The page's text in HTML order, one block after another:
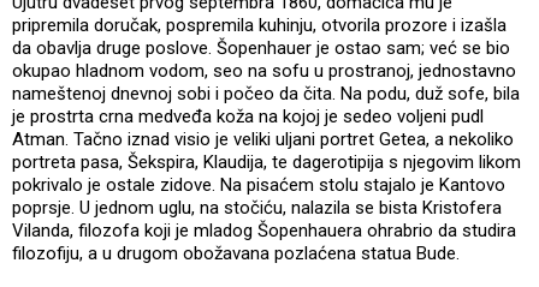
pripremila doručak, pospremila kuhinju, otvorila prozore i izašla
da obavlja druge poslove. Šopenhauer je ostao sam; već se bio
okupao hladnom vodom, seo na sofu u prostranoj, jednostavno
nameštenoj dnevnoj sobi i počeo da čita. Na podu, duž sofe, bila
je prostrta crna medveđa koža na kojoj je sedeo voljeni pudl
Atman. Tačno iznad visio je veliki uljani portret Getea, a nekoliko
portreta pasa, Šekspira, Klaudija, te dagerotipija s njegovim likom
pokrivalo je ostale zidove. Na pisaćem stolu stajalo je Kantovo
poprsje. U jednom uglu, na stočiću, nalazila se bista Kristofera
Vilanda, filozofa koji je mladog Šopenhauera ohrabrio da studira
filozofiju, a u drugom obožavana pozlaćena statua Bude.